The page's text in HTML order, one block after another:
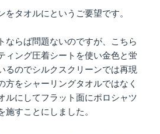
をタオルにというご要望です。
ならば問題ないのですが、こちら
ィング圧着シートを使い金色と蛍
るのでシルクスクリーンでは再現
方をシャーリングタオルではなく
ルにしてフラット面にポロシャツ
施すことにしました。